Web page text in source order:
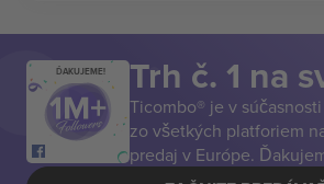
ĎAKUJEME! Trh č. 1 na
Ticombo® je v
zo všetkých platforiem
predaj v Európe.